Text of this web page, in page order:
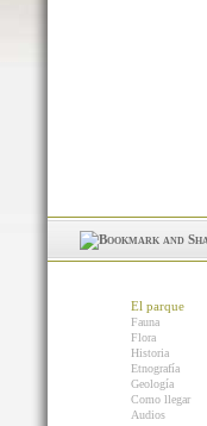
El parque
Fauna
Flora
Historia
Etnografía
Geología
Como llegar
Audios